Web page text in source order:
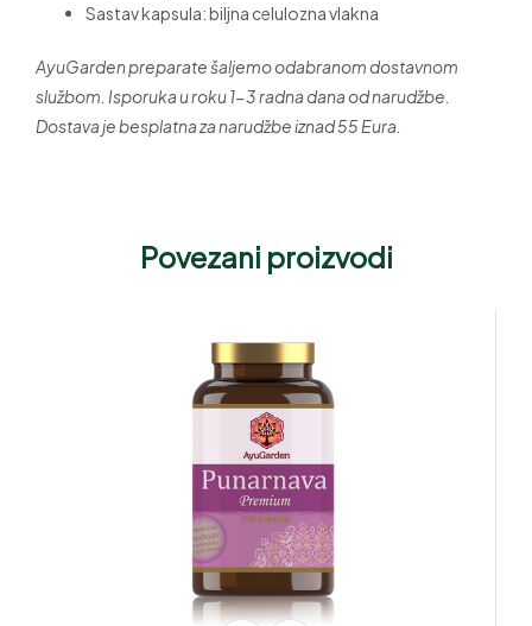
Sastav kapsula: biljna celulozna vlakna
AyuGarden preparate šaljemo odabranom dostavnom
službom. Isporuka u roku 1-3 radna dana od narudžbe.
Dostava je besplatna za narudžbe iznad 55 Eura.
Povezani proizvodi